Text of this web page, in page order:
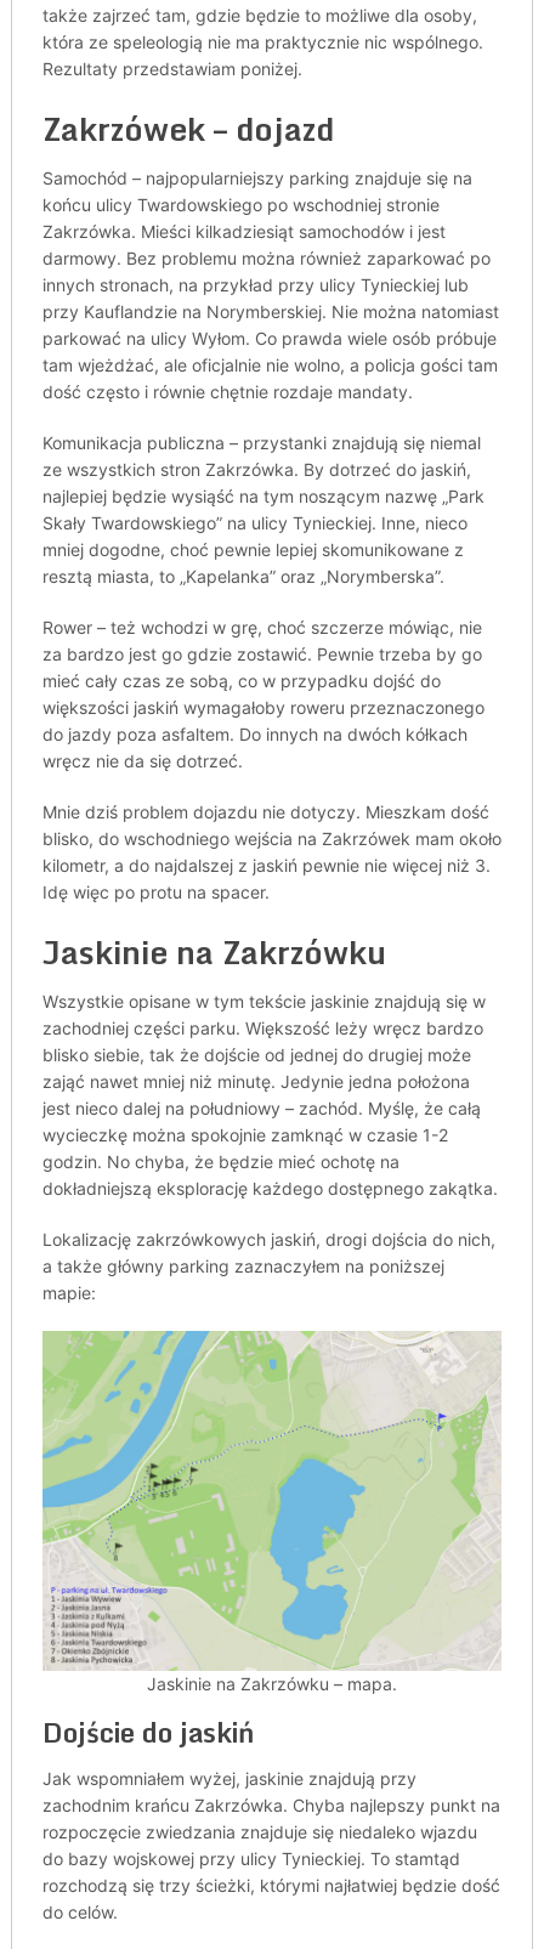
także zajrzeć tam, gdzie będzie to możliwe dla osoby,
która ze speleologią nie ma praktycznie nic wspólnego.
Rezultaty przedstawiam poniżej.
Zakrzówek – dojazd
Samochód – najpopularniejszy parking znajduje się na
końcu ulicy Twardowskiego po wschodniej stronie
Zakrzówka. Mieści kilkadziesiąt samochodów i jest
darmowy. Bez problemu można również zaparkować po
innych stronach, na przykład przy ulicy Tynieckiej lub
przy Kauflandzie na Norymberskiej. Nie można natomiast
parkować na ulicy Wyłom. Co prawda wiele osób próbuje
tam wjeżdżać, ale oficjalnie nie wolno, a policja gości tam
dość często i równie chętnie rozdaje mandaty.
Komunikacja publiczna – przystanki znajdują się niemal
ze wszystkich stron Zakrzówka. By dotrzeć do jaskiń,
najlepiej będzie wysiąść na tym noszącym nazwę „Park
Skały Twardowskiego” na ulicy Tynieckiej. Inne, nieco
mniej dogodne, choć pewnie lepiej skomunikowane z
resztą miasta, to „Kapelanka” oraz „Norymberska”.
Rower – też wchodzi w grę, choć szczerze mówiąc, nie
za bardzo jest go gdzie zostawić. Pewnie trzeba by go
mieć cały czas ze sobą, co w przypadku dojść do
większości jaskiń wymagałoby roweru przeznaczonego
do jazdy poza asfaltem. Do innych na dwóch kółkach
wręcz nie da się dotrzeć.
Mnie dziś problem dojazdu nie dotyczy. Mieszkam dość
blisko, do wschodniego wejścia na Zakrzówek mam około
kilometr, a do najdalszej z jaskiń pewnie nie więcej niż 3.
Idę więc po protu na spacer.
Jaskinie na Zakrzówku
Wszystkie opisane w tym tekście jaskinie znajdują się w
zachodniej części parku. Większość leży wręcz bardzo
blisko siebie, tak że dojście od jednej do drugiej może
zająć nawet mniej niż minutę. Jedynie jedna położona
jest nieco dalej na południowy – zachód. Myślę, że całą
wycieczkę można spokojnie zamknąć w czasie 1-2
godzin. No chyba, że będzie mieć ochotę na
dokładniejszą eksplorację każdego dostępnego zakątka.
Lokalizację zakrzówkowych jaskiń, drogi dojścia do nich,
a także główny parking zaznaczyłem na poniższej
mapie:
Jaskinie na Zakrzówku – mapa.
Dojście do jaskiń
Jak wspomniałem wyżej, jaskinie znajdują przy
zachodnim krańcu Zakrzówka. Chyba najlepszy punkt na
rozpoczęcie zwiedzania znajduje się niedaleko wjazdu
do bazy wojskowej przy ulicy Tynieckiej. To stamtąd
rozchodzą się trzy ścieżki, którymi najłatwiej będzie dość
do celów.